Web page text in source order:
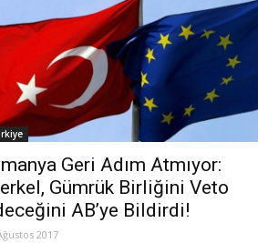
Geri Adım Atmıyor:
Gümrük Birliğini Veto
AB’ye Bildirdi!
2017